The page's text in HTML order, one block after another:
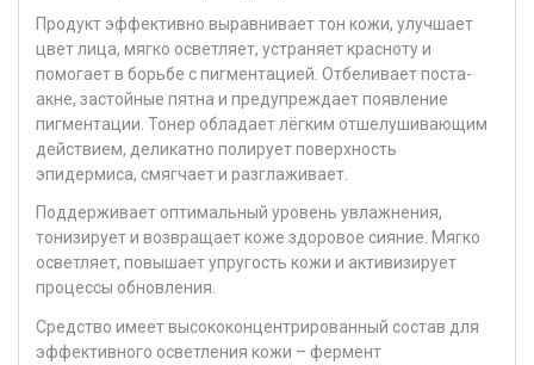
Продукт эффективно выравнивает тон кожи, улучшает
цвет лица, мягко осветляет, устраняет красноту и
помогает в борьбе с пигментацией. Отбеливает поста-
акне, застойные пятна и предупреждает появление
пигментации. Тонер обладает лёгким отшелушивающим
действием, деликатно полирует поверхность
эпидермиса, смягчает и разглаживает.
Поддерживает оптимальный уровень увлажнения,
тонизирует и возвращает коже здоровое сияние. Мягко
осветляет, повышает упругость кожи и активизирует
процессы обновления.
Средство имеет высококонцентрированный состав для
эффективного осветления кожи – фермент